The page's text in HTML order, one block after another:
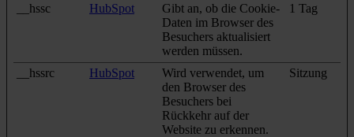
__hssc
HubSpot
Gibt an, ob die Cookie-
Daten im Browser des
Besuchers aktualisiert
werden müssen.
1 Tag
__hssrc HubSpot
Wird verwendet, um
den Browser des
Besuchers bei
Rückkehr auf der
Website zu erkennen.
Sitzung